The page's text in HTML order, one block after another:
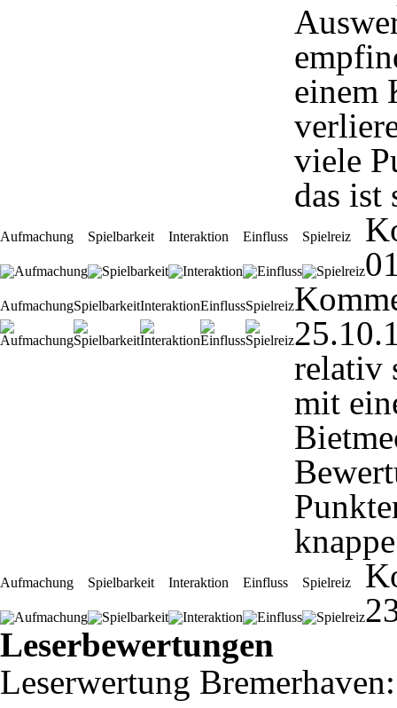
einem
viele
das ist
Aufmachung Spielbarkeit Interaktion Einfluss Spielreiz
AufmachungSpielbarkeitInteraktionEinflussSpielreiz
relativ
mit
Aufmachung Spielbarkeit Interaktion Einfluss Spielreiz
Leserbewertungen
Leserwertung